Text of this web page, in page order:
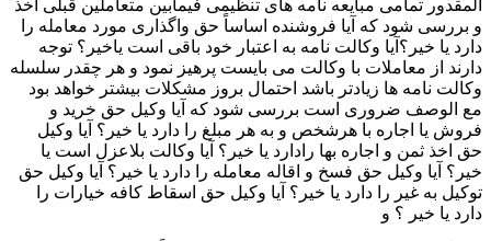
المقدور تمامی مبایعه نامه های تنظیمی فیمابین متعاملین قبلی اخذ
و بررسی شود که آیا فروشنده اساساً حق واگذاری مورد معامله را
دارد یا خیر؟آیا وکالت نامه به اعتبار خود باقی است یاخیر؟ توجه
دارند از معاملات با وکالت می بایست پرهیز نمود و هر چقدر سلسله
وکالت نامه ها زیادتر باشد احتمال بروز مشکلات بیشتر خواهد بود
مع الوصف ضروری است بررسی شود که آیا وکیل حق خرید و
فروش یا اجاره با هرشخص و به هر مبلغ را دارد یا خیر؟ آیا وکیل
حق اخذ ثمن و اجاره بها رادارد یا خیر؟ آیا وکالت بلاعزل است یا
خیر؟ آیا وکیل حق فسخ و اقاله معامله را دارد یا خیر؟ آیا وکیل حق
توکیل به غیر را دارد یا خیر؟ آیا وکیل حق اسقاط کافه خیارات را
دارد یا خیر ؟ و